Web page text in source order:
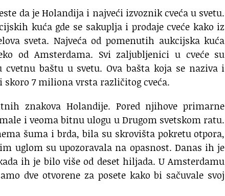
da je Holandija i najveći izvoznik cveća u svetu.
kuća gde se sakuplja i prodaje cveće kako iz
sveta. Najveća od pomenutih aukcijska kuća
od Amsterdama. Svi zaljubljenici u cveće su
baštu u svetu. Ova bašta koja se naziva i
skoro 7 miliona vrsta različitog cveća.
znakova Holandije. Pored njihove primarne
i veoma bitnu ulogu u Drugom svetskom ratu.
šuma i brda, bila su skrovišta pokretu otpora,
uglom su upozoravala na opasnost. Danas ih je
ih je bilo više od deset hiljada. U Amsterdamu
dve otvorene za posete kako bi sačuvale svoj